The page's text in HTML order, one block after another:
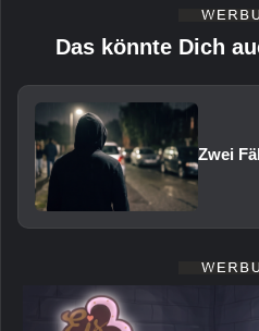
Das könnte Dich